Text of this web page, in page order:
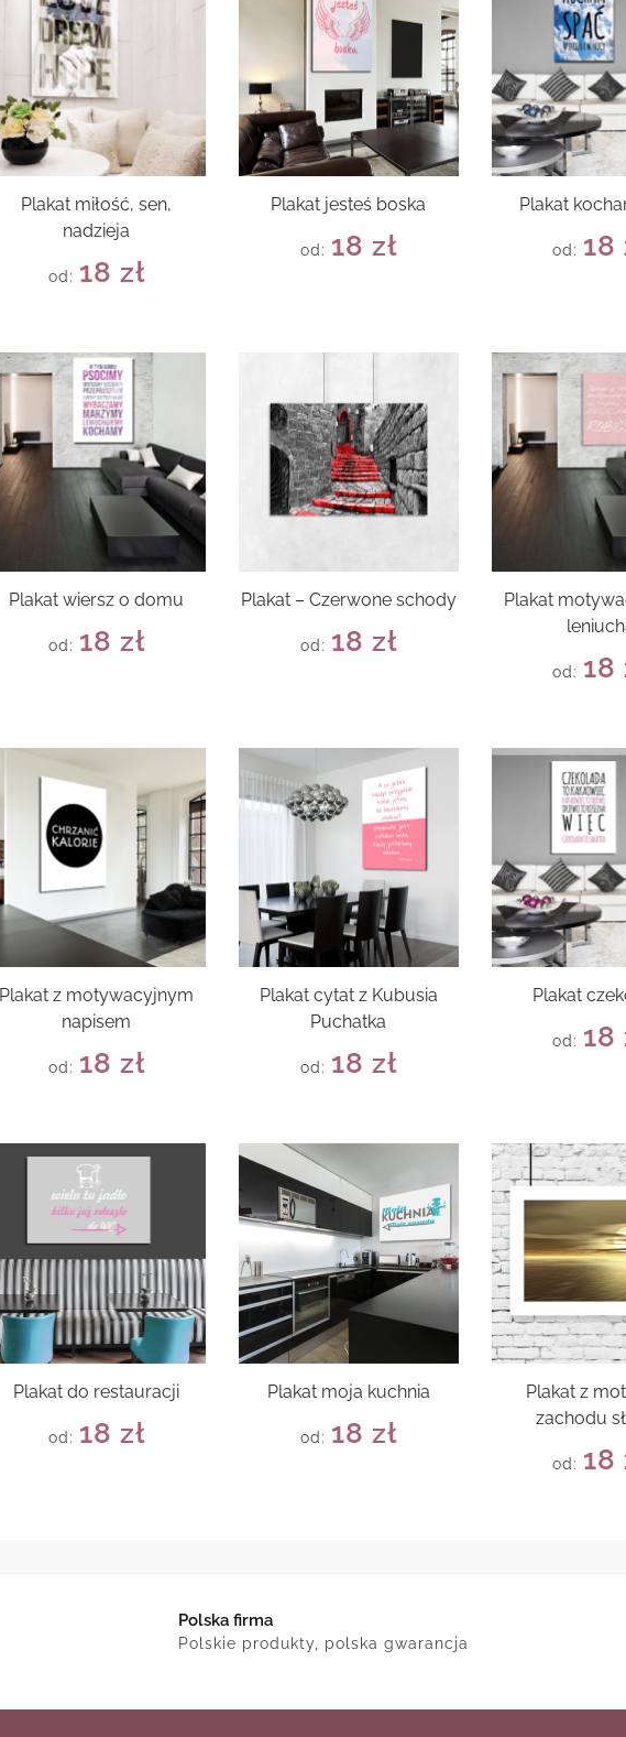
Plakat miłość, sen,
nadzieja
od: 18 zł
Plakat jesteś boska
od: 18 zł
Plakat
od: 18
Plakat wiersz o domu
od: 18 zł
Plakat – Czerwone schody
od: 18 zł
Plakat
od: 18
Plakat z motywacyjnym
napisem
od: 18 zł
Plakat cytat z Kubusia
Puchatka
od: 18 zł
Plakat
od: 18
Plakat do restauracji
od: 18 zł
Plakat moja kuchnia
od: 18 zł
Plakat z
zachodu
od: 18
Polska firma
Polskie produkty, polska gwarancja